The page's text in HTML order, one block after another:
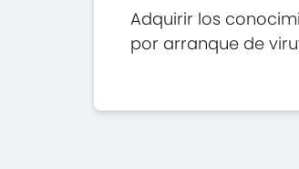
Adquirir los
por arranque de